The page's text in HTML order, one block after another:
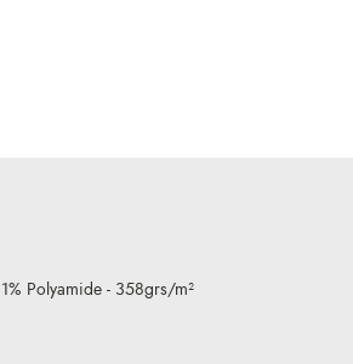
Polyamide - 358grs/m²